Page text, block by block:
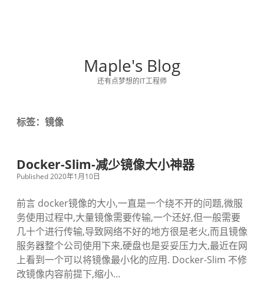
Maple's Blog
还有点梦想的IT工程师
标签：镜像
Docker-Slim-减少镜像大小神器
Published 2020年1月10日
前言 docker镜像的大小,一直是一个绕不开的问题,微服
务使用过程中,大量镜像需要传输,一个还好,但一般需要
几十个进行传输,导致网络不好的地方很是老火,而且镜像
服务器整个公司使用下来,硬盘也是妥妥压力大,最近在网
上看到一个可以将镜像最小化的应用. Docker-Slim 不修
改镜像内容前提下,缩小…